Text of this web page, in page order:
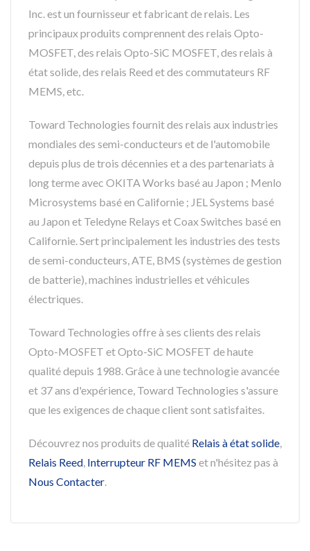
Inc. est un fournisseur et fabricant de relais. Les
principaux produits comprennent des relais Opto-
MOSFET, des relais Opto-SiC MOSFET, des relais à
état solide, des relais Reed et des commutateurs RF
MEMS, etc.
Toward Technologies fournit des relais aux industries
mondiales des semi-conducteurs et de l'automobile
depuis plus de trois décennies et a des partenariats à
long terme avec OKITA Works basé au Japon ; Menlo
Microsystems basé en Californie ; JEL Systems basé
au Japon et Teledyne Relays et Coax Switches basé en
Californie. Sert principalement les industries des tests
de semi-conducteurs, ATE, BMS (systèmes de gestion
de batterie), machines industrielles et véhicules
électriques.
Toward Technologies offre à ses clients des relais
Opto-MOSFET et Opto-SiC MOSFET de haute
qualité depuis 1988. Grâce à une technologie avancée
et 37 ans d'expérience, Toward Technologies s'assure
que les exigences de chaque client sont satisfaites.
Découvrez nos produits de qualité Relais à état solide,
Relais Reed, Interrupteur RF MEMS et n'hésitez pas à
Nous Contacter.